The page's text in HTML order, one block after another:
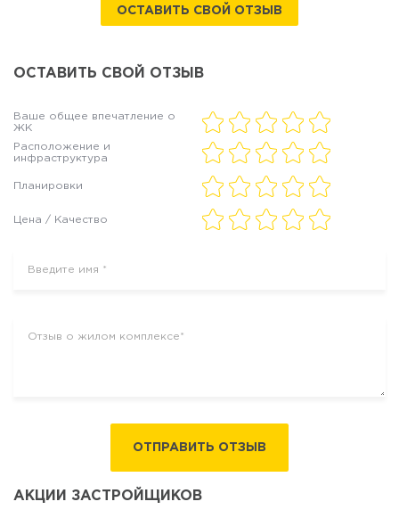
ОСТАВИТЬ СВОЙ ОТЗЫВ
ОСТАВИТЬ СВОЙ ОТЗЫВ
Ваше общее впечатление о
ЖК
Расположение и
инфраструктура
Планировки
Цена / Качество
ОТПРАВИТЬ ОТЗЫВ
АКЦИИ ЗАСТРОЙЩИКОВ